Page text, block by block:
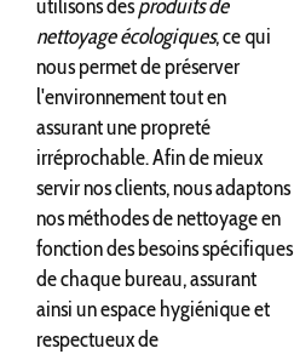
utilisons desproduits de
nettoyage écologiques, ce qui
nous permet de préserver
l'environnement tout en
assurant une propreté
irréprochable. Afin de mieux
servir nos clients, nous adaptons
nos méthodes de nettoyage en
fonction des besoins spécifiques
de chaque bureau, assurant
ainsi un espace hygiénique et
respectueux de